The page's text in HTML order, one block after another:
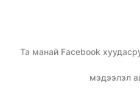
Та манай Facebook
мэдээлэл